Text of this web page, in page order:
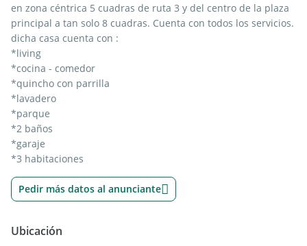
en zona céntrica 5 cuadras de ruta 3 y del centro de la plaza
principal a tan solo 8 cuadras. Cuenta con todos los servicios.
dicha casa cuenta con :
*living
*cocina - comedor
*quincho con parrilla
*lavadero
*parque
*2 baños
*garaje
*3 habitaciones
Pedir más datos al anunciante
Ubicación